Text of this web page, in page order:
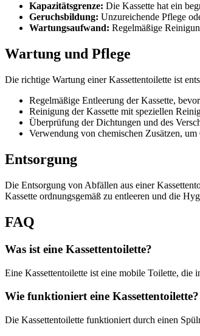
Kapazitätsgrenze: Die Kassette hat ein
Geruchsbildung: Unzureichende Pflege
Wartungsaufwand: Regelmäßige
Wartung und Pflege
Die richtige Wartung einer Kassettentoilette ist
Regelmäßige Entleerung der Kassette,
Reinigung der Kassette mit speziellen
Überprüfung der Dichtungen und des
Verwendung von chemischen Zusätzen,
Entsorgung
Die Entsorgung von Abfällen aus einer
Kassette ordnungsgemäß zu entleeren und die
FAQ
Was ist eine Kassettentoilette?
Eine Kassettentoilette ist eine mobile Toilette, die
Wie funktioniert eine Kassettentoilette?
Die Kassettentoilette funktioniert durch einen